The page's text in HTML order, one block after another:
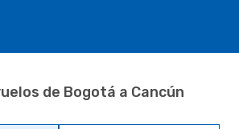
de Bogotá a Cancún